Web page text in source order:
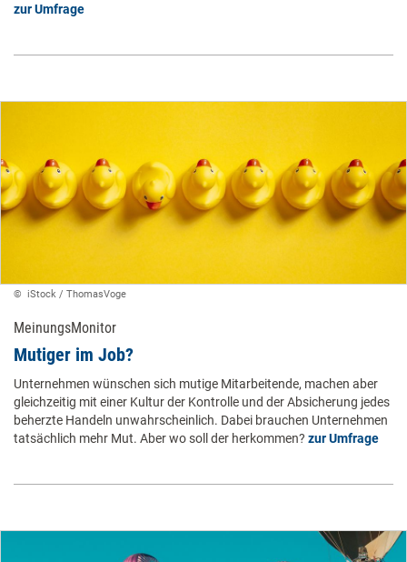
zur Umfrage
© ​ iStock / ThomasVoge ​
MeinungsMonitor
Mutiger im Job? ​
Unternehmen wünschen sich mutige Mitarbeitende, machen aber
gleichzeitig mit einer Kultur der Kontrolle und der Absicherung jedes
beherzte Handeln unwahrscheinlich. Dabei brauchen Unternehmen
tatsächlich mehr Mut. Aber wo soll der herkommen? zur Umfrage